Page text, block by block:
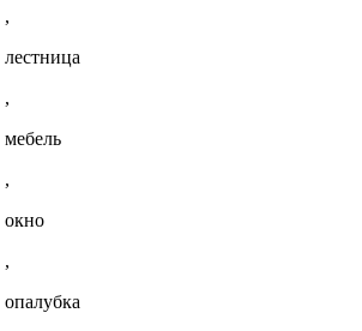
,
лестница
,
мебель
,
окно
,
опалубка